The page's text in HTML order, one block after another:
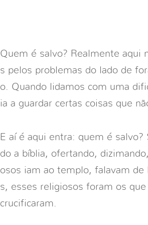
Quem é salvo? Realmente aqui
s pelos problemas do lado de
o. Quando lidamos com uma
ia a guardar certas coisas que
E aí é aqui entra: quem é
do a bíblia, ofertando,
osos iam ao templo, falavam de
s, esses religiosos foram os
crucificaram.